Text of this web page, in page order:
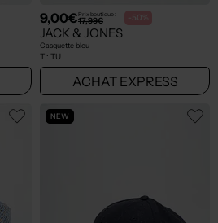
9,00€Prix boutique :
17,99€ -50%
JACK & JONES
Casquette bleu
T : TU
ACHAT EXPRESS
NEW